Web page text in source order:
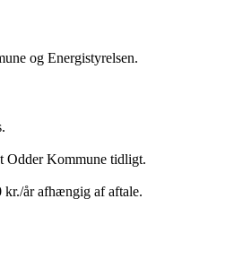
og Energistyrelsen.
Kommune tidligt.
år afhængig af aftale.